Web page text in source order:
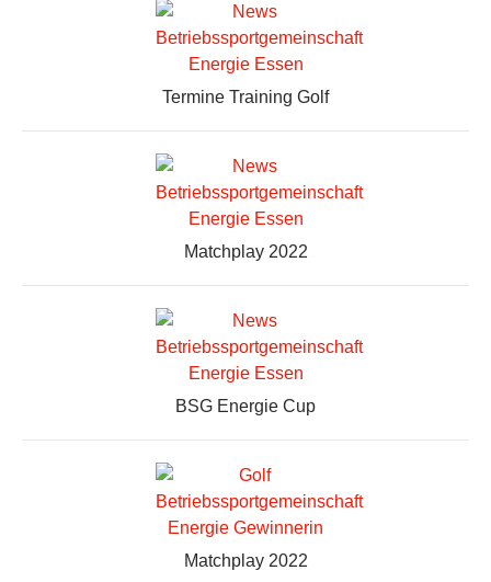
Termine Training Golf
Matchplay 2022
BSG Energie Cup
Matchplay 2022